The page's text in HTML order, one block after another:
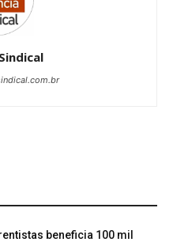
beneficia 100 mil